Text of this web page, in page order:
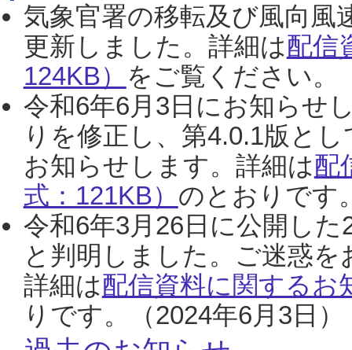
気象官署の移転及び風向風
更新しました。詳細は配信
124KB） をご覧ください。
令和6年6月3日にお知らせ
りを修正し、第4.0.1版と
お知らせします。詳細は配
式：121KB） のとおりです
令和6年3月26日に公開し
と判明しました。ご迷惑
詳細は配信資料に関するお
りです。（2024年6月3日）